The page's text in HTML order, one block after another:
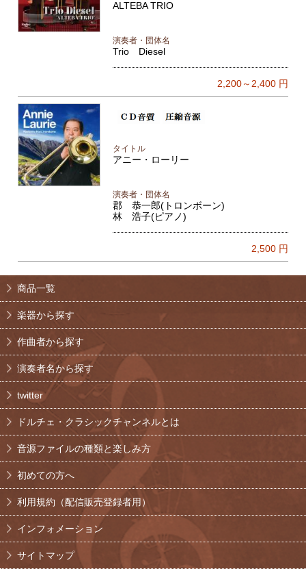
ALTEBA TRIO
演奏者・団体名
Trio Diesel
2,200～2,400円
タイトル
アニー・ローリー
演奏者・団体名
郡 恭一郎(トロンボーン)
林 浩子(ピアノ)
2,500円
商品一覧
楽器から探す
作曲者から探す
演奏者名から探す
twitter
ドルチェ・クラシックチャンネルとは
音源ファイルの種類と楽しみ方
初めての方へ
利用規約（配信販売登録者用）
インフォメーション
サイトマップ